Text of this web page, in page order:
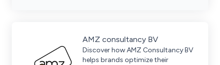
AMZ consultancy BV
Discover how AMZ Consultancy BV
helps brands optimize their